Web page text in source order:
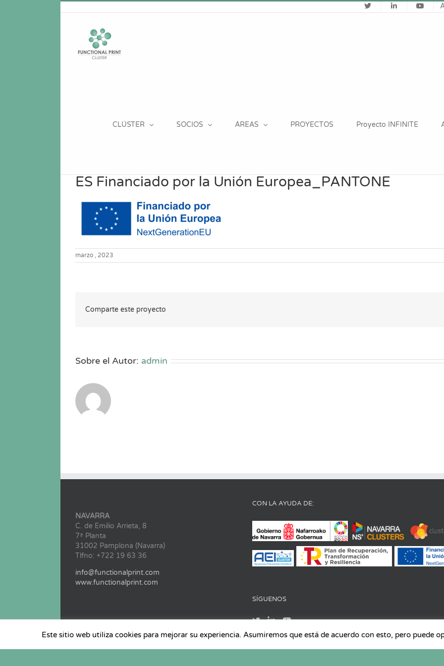
CLÚSTER SOCIOS ÁREAS PROYECTOS Proyecto INFINITE
ES Financiado por la Unión Europea_PANTONE
marzo , 2023
Comparte este proyecto
Sobre el Autor: admin
NAVARRA
C. de Emilio Arrieta, 8
7ª Planta
31002 Pamplona (Navarra)
Tlfno: +722 19 63 36
info@functionalprint.com
www.functionalprint.com
CON LA AYUDA DE:
SÍGUENOS
Este sitio web utiliza cookies para mejorar su experiencia. Asumiremos que está de acuerdo con esto, pero puede